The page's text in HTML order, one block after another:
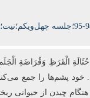
الْقَرَظِ وَقُرَاضَةِ
پشم‌ها را جمع
چیدن از حیوانی